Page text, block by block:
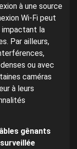
à une source
Wi-Fi peut
impactant la
Par ailleurs,
ou avec
caméras
à leurs
gênants